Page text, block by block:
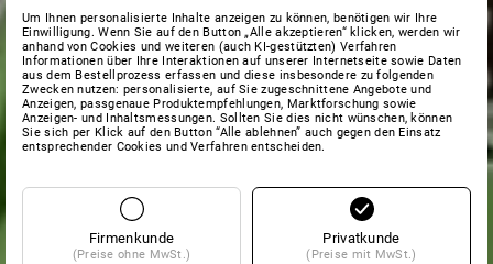
Um Ihnen personalisierte Inhalte anzeigen zu können, benötigen wir Ihre
Einwilligung. Wenn Sie auf den Button „Alle akzeptieren“ klicken, werden wir
anhand von Cookies und weiteren (auch KI-gestützten) Verfahren
Informationen über Ihre Interaktionen auf unserer Internetseite sowie Daten
aus dem Bestellprozess erfassen und diese insbesondere zu folgenden
Zwecken nutzen: personalisierte, auf Sie zugeschnittene Angebote und
Anzeigen, passgenaue Produktempfehlungen, Marktforschung sowie
Anzeigen- und Inhaltsmessungen. Sollten Sie dies nicht wünschen, können
Sie sich per Klick auf den Button “Alle ablehnen” auch gegen den Einsatz
entsprechender Cookies und Verfahren entscheiden.
Firmenkunde
(Preise ohne MwSt.)
Privatkunde
(Preise mit MwSt.)